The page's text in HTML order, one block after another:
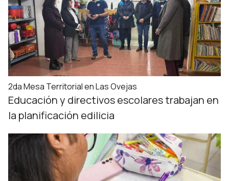
2da Mesa Territorial en Las Ovejas
Educación y directivos escolares trabajan en
la planificación edilicia